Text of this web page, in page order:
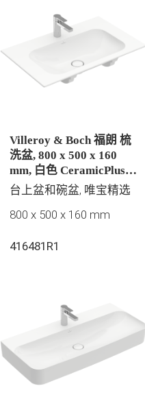
Villeroy & Boch 福朗 梳
洗盆, 800 x 500 x 160
mm, 白色 CeramicPlus |
易洁釉面, 无溢水孔, 未抛
台上盆和碗盆, 唯宝精选
800 x 500 x 160 mm
416481R1